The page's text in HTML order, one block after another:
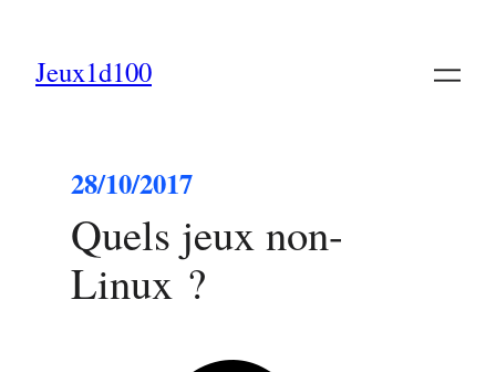
Jeux1d100
28/10/2017
Quels jeux non-
Linux ?